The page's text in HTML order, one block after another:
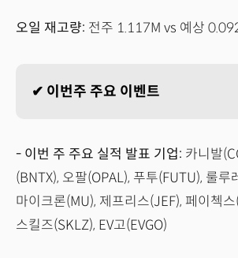
오일 재고량: 전주 1.117M vs 예상
✔ 이번주 주요 이벤트
- 이번 주 주요 실적 발표 기업: 카니발
(BNTX), 오팔(OPAL), 푸투(FUTU), 룰루
마이크론(MU), 제프리스(JEF), 페이첵스
스킬즈(SKLZ), EV고(EVGO)